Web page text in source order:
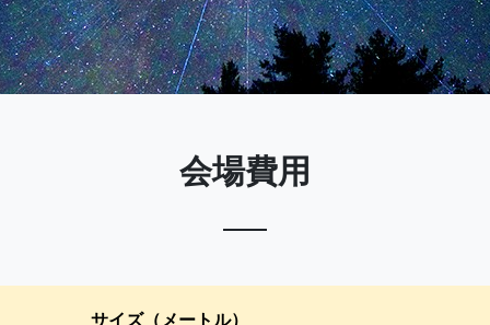
会場費用
サイズ（メートル）